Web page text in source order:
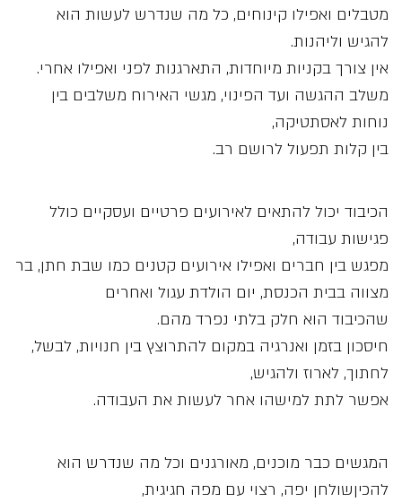
מטבלים ואפילו קינוחים, כל מה שנדרש לעשות הוא
להגיש וליהנות.
אין צורך בקניות מיוחדות, התארגנות לפני ואפילו אחרי.
משלב ההגשה ועד הפינוי, מגשי האירוח משלבים בין
נוחות לאסתטיקה,
בין קלות תפעול לרושם רב.
הכיבוד יכול להתאים לאירועים פרטיים ועסקיים כולל
פגישות עבודה,
מפגש בין חברים ואפילו אירועים קטנים כמו שבת חתן, בר
מצווה בבית הכנסת, יום הולדת עגול ואחרים
שהכיבוד הוא חלק בלתי נפרד מהם.
חיסכון בזמן ואנרגיה במקום להתרוצץ בין חנויות, לבשל,
לחתוך, לארוז ולהגיש,
אפשר לתת למישהו אחר לעשות את העבודה.
המגשים כבר מוכנים, מאורגנים וכל מה שנדרש הוא
להכיןשולחן יפה, רצוי עם מפה חגיגית,